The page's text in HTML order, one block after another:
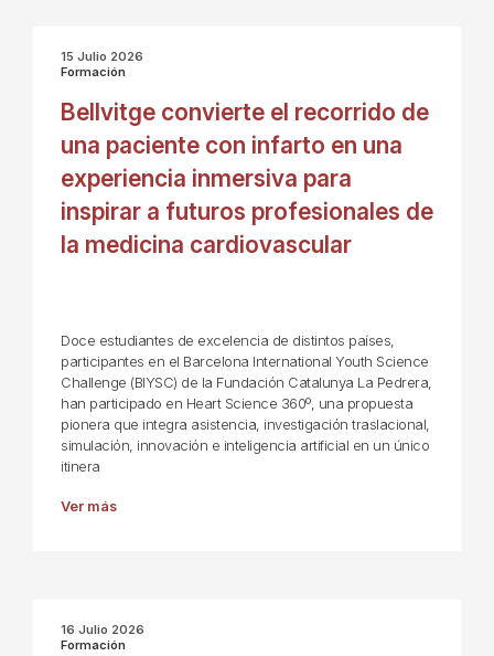
15 Julio 2026
Formación
Bellvitge convierte el recorrido de
una paciente con infarto en una
experiencia inmersiva para
inspirar a futuros profesionales de
la medicina cardiovascular
Doce estudiantes de excelencia de distintos países,
participantes en el Barcelona International Youth Science
Challenge (BIYSC) de la Fundación Catalunya La Pedrera,
han participado en Heart Science 360º, una propuesta
pionera que integra asistencia, investigación traslacional,
simulación, innovación e inteligencia artificial en un único
itinera
Ver más
16 Julio 2026
Formación